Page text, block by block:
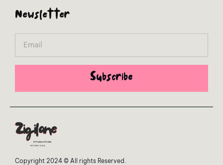
Newsletter
Subscribe
Copyright 2024 © All rights Reserved.